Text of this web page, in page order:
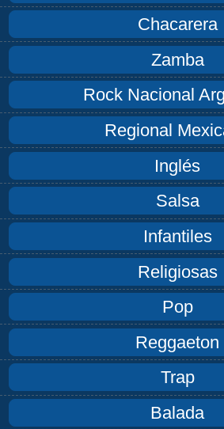
Chacarera
Zamba
Rock Nacional
Regional
Inglés
Salsa
Infantiles
Religiosas
Pop
Reggaeton
Trap
Balada